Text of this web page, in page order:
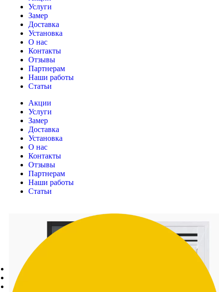
Услуги
Замер
Доставка
Установка
О нас
Контакты
Отзывы
Партнерам
Наши работы
Статьи
Акции
Услуги
Замер
Доставка
Установка
О нас
Контакты
Отзывы
Партнерам
Наши работы
Статьи
КОНТАКТЫ
Адрес:
Телефон:
E-mail: